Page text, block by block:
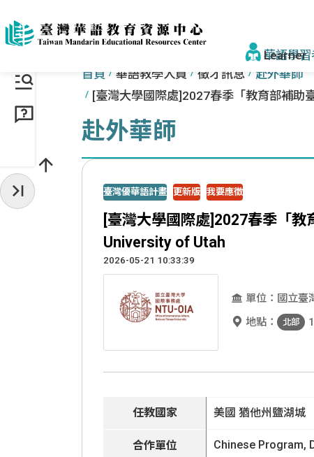
跳到主要內容區塊
華語學習
獎學金
認識正體
國際人才招
首頁 華語教學人員 徵才訊息
赴外華師
[臺灣大學國際處]2027春季「教育部補助
赴外華師
臺灣優華語計畫 更新版 我要應徵
[臺灣大學國際處]2027春季「
University of Utah
2026-05-21 10:33:39
單位：國立臺
地點：
北部
任教國家 美國 猶他州鹽湖城
合作單位 Chinese Program,
收起常用服務